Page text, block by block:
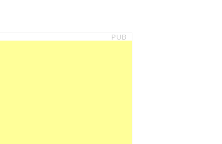
PUB